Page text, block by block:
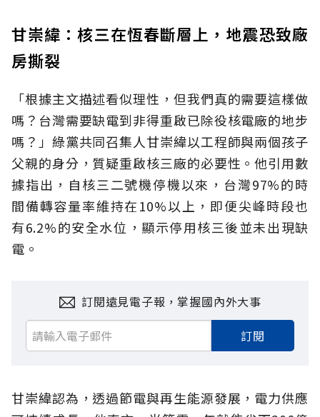
甘崇緯：核三在恆春斷層上，地震恐致廠
房撕裂
「根據主文描述看似理性，但我們真的需要這樣做
嗎？台灣需要缺電到非得重啟已除役核電廠的地步
嗎？」綠黨共同召集人甘崇緯以工程師與兩個孩子
父親的身分，質疑重啟核三廠的必要性。他引用數
據指出，自核三二號機停機以來，台灣97%的時
間備轉容量率維持在10%以上，即便尖峰時段也
有6.2%的安全水位，顯示停用核三後並未出現缺
電。
訂閱遠見電子報，掌握國內外大事
訂閱
甘崇緯認為，透過節電與再生能源發展，電力供應